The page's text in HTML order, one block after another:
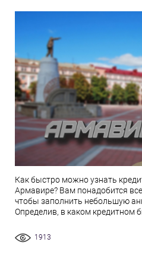
Как быстро можно узнать
Армавире? Вам понадобится
чтобы заполнить небольшую
Определив, в каком кредитном
1913